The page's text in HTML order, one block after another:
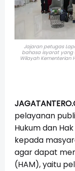
Jajaran petugas
bahasa isyarat
Wilayah Kementerian
pelayanan
Hukum dan
kepada
agar dapat
(HAM), yaitu